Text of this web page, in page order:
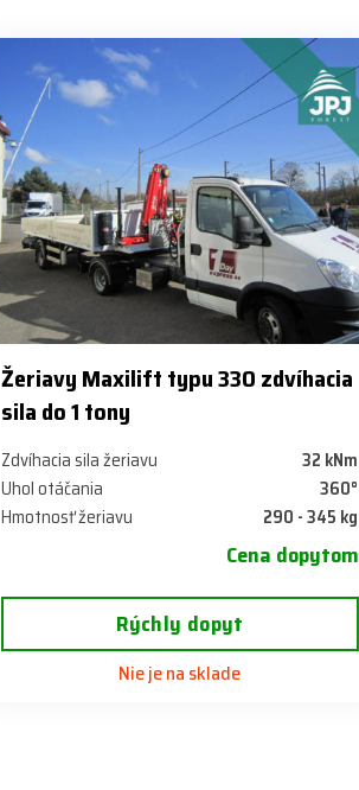
Žeriavy Maxilift typu 330 zdvíhacia
sila do 1 tony
Zdvíhacia sila žeriavu
32 kNm
Uhol otáčania
360°
Hmotnosť žeriavu
290 - 345 kg
Cena dopytom
Rýchly dopyt
Nie je na sklade